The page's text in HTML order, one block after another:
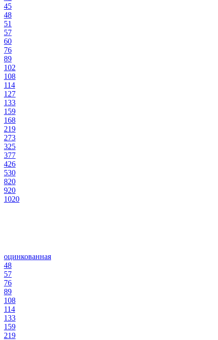
45
48
51
57
60
76
89
102
108
114
127
133
159
168
219
273
325
377
426
530
820
920
1020
оцинкованная
48
57
76
89
108
114
133
159
219